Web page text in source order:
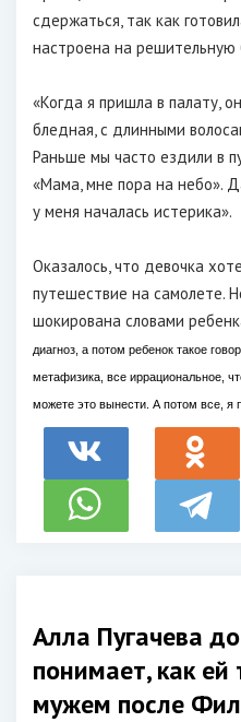
сдержаться, так как
настроена на решительную
«Когда я пришла в палату,
бледная, с длинными
Раньше мы часто ездили в
«Мама, мне пора на небо».
у меня началась истерика».
Оказалось, что девочка
путешествие на самолете.
шокирована словами
диагноз, а потом ребенок такое
метафизика, все иррациональное,
можете это вынести. А потом все, я
Алла Пугачева
понимает, как ей
мужем после